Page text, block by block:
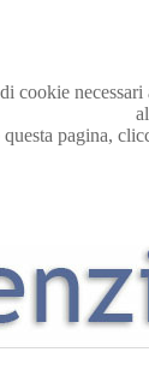
cookie
pagina,